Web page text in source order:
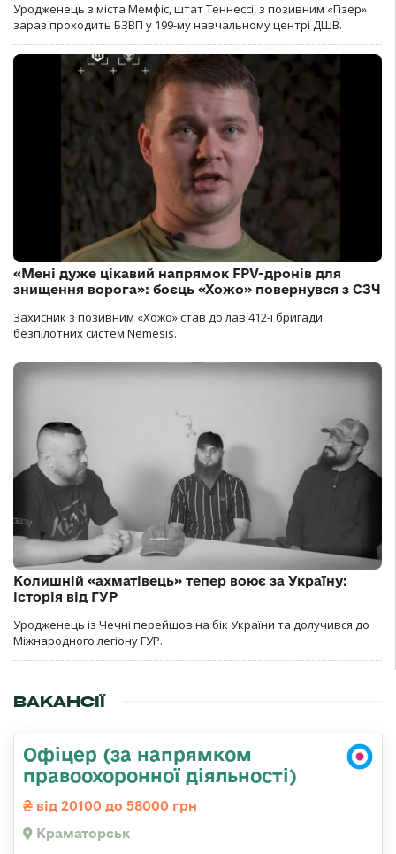
Уродженець з міста Мемфіс, штат Теннессі, з позивним «Гізер»
зараз проходить БЗВП у 199-му навчальному центрі ДШВ.
«Мені дуже цікавий напрямок FPV-дронів для
знищення ворога»: боєць «Хожо» повернувся з СЗЧ
Захисник з позивним «Хожо» став до лав 412-ї бригади
безпілотних систем Nemesis.
Колишній «ахматівець» тепер воює за Україну:
історія від ГУР
Уродженець із Чечні перейшов на бік України та долучився до
Міжнародного легіону ГУР.
ВАКАНСІЇ
Офіцер (за напрямком
правоохоронної діяльності)
від 20100 до 58000 грн
Краматорськ